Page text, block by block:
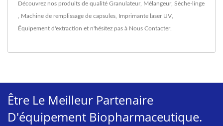
Découvrez nos produits de qualité Granulateur, Mélangeur, Sèche-linge
Machine de remplissage de capsules Imprimante laser UV
Équipement d'extraction et n'hésitez pas à Nous Contacter.
Être Le Meilleur Partenaire
D'équipement Biopharmaceutique.